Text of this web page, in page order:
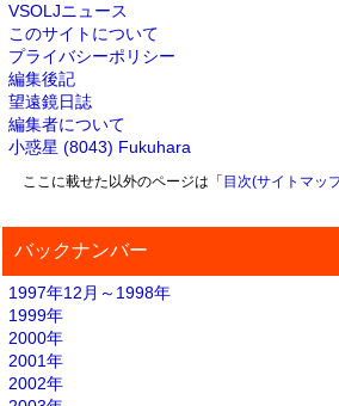
VSOLJニュース
このサイトについて
プライバシーポリシー
編集後記
望遠鏡日誌
編集者について
小惑星 (8043) Fukuhara
ここに載せた以外のページは「 目次(サイトマッ
バックナンバー
1997年12月～1998年
1999年
2000年
2001年
2002年